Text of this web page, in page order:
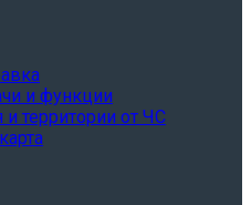
и функции
и территории от ЧС